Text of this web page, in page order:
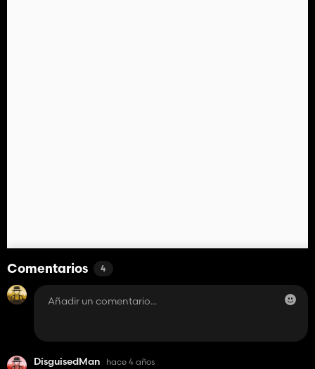
Comentarios 4
DisguisedMan hace 4 años